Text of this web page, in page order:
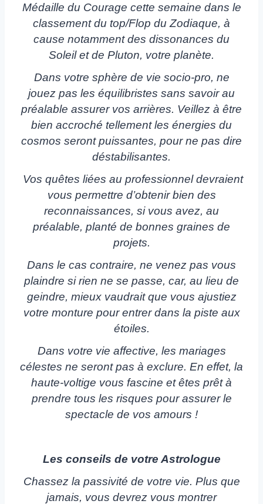
Médaille du Courage cette semaine dans le
classement du top/Flop du Zodiaque, à
cause notamment des dissonances du
Soleil et de Pluton, votre planète.
Dans votre sphère de vie socio-pro, ne
jouez pas les équilibristes sans savoir au
préalable assurer vos arrières. Veillez à être
bien accroché tellement les énergies du
cosmos seront puissantes, pour ne pas dire
déstabilisantes.
Vos quêtes liées au professionnel devraient
vous permettre d’obtenir bien des
reconnaissances, si vous avez, au
préalable, planté de bonnes graines de
projets.
Dans le cas contraire, ne venez pas vous
plaindre si rien ne se passe, car, au lieu de
geindre, mieux vaudrait que vous ajustiez
votre monture pour entrer dans la piste aux
étoiles.
Dans votre vie affective, les mariages
célestes ne seront pas à exclure. En effet, la
haute-voltige vous fascine et êtes prêt à
prendre tous les risques pour assurer le
spectacle de vos amours !
Les conseils de votre Astrologue
Chassez la passivité de votre vie. Plus que
jamais, vous devrez vous montrer